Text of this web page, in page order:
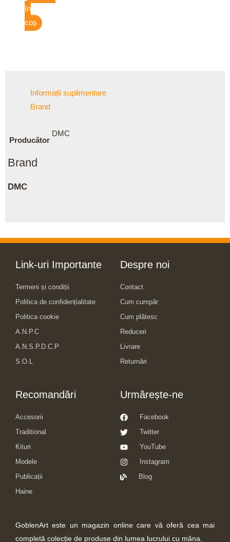
în
coș
Informații suplimentare
Brand
Producător
DMC
Brand
DMC
Link-uri Importante
Termeni și condiții
Politica de confidențialitate
Politica cookie
A.N.P.C
A.N.S.P.D.C.P
S.O.L
Despre noi
Contact
Cum cumpăr
Cum plătesc
Reduceri
Livrare
Returnări
Recomandări
Accesorii
Traditional
Kituri
Modele
Publicații
Haine
Urmărește-ne
Facebook
Twitter
YouTube
Instagram
Blog
GoblenArt este un magazin online care vă oferă cea mai
completă colecție de produse din lumea lucrului cu mâna.